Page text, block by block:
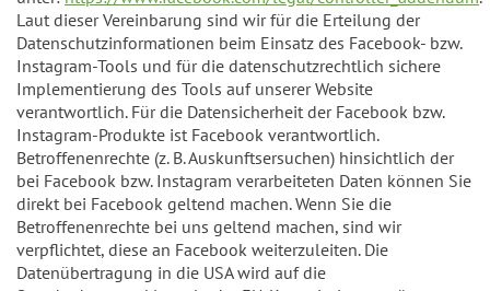
Laut dieser Vereinbarung sind wir für die Erteilung der
Datenschutzinformationen beim Einsatz des Facebook- bzw.
Instagram-Tools und für die datenschutzrechtlich sichere
Implementierung des Tools auf unserer Website
verantwortlich. Für die Datensicherheit der Facebook bzw.
Instagram-Produkte ist Facebook verantwortlich.
Betroffenenrechte (z. B. Auskunftsersuchen) hinsichtlich der
bei Facebook bzw. Instagram verarbeiteten Daten können Sie
direkt bei Facebook geltend machen. Wenn Sie die
Betroffenenrechte bei uns geltend machen, sind wir
verpflichtet, diese an Facebook weiterzuleiten. Die
Datenübertragung in die USA wird auf die